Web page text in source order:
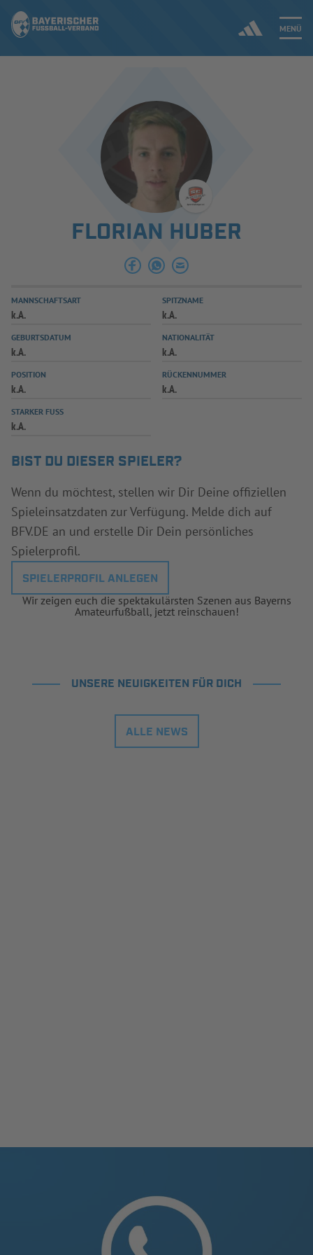
MENÜ
ERGEBNISSE & WETTBEWERBE
SPIELBETRIEB & VERBANDSLEBEN
AUSBILDUNG & FÖRDERUNG
SPIELPLUS
FLORIAN HUBER
MANNSCHAFTSART
k.A.
SPITZNAME
k.A.
GEBURTSDATUM
k.A.
NATIONALITÄT
k.A.
POSITION
k.A.
RÜCKENNUMMER
k.A.
STARKER FUSS
k.A.
BIST DU DIESER SPIELER?
Wenn du möchtest, stellen wir Dir Deine offiziellen
Spieleinsatzdaten zur Verfügung. Melde dich auf
BFV.DE an und erstelle Dir Dein persönliches
Spielerprofil.
SPIELERPROFIL ANLEGEN
Wir zeigen euch die spektakulärsten Szenen aus Bayerns
Amateurfußball, jetzt reinschauen!
UNSERE NEUIGKEITEN FÜR DICH
ALLE NEWS